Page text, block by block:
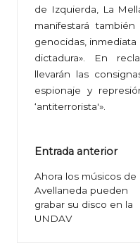
de Izquierda, La
manifestará
genocidas,
dictadura». En
llevarán las
espionaje y
‘antiterrorista'».
de
entradas
Entrada anterior
Ahora los músicos de
Avellaneda pueden
grabar su disco en la
UNDAV